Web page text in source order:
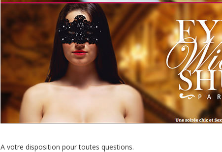
A votre disposition pour toutes questions.